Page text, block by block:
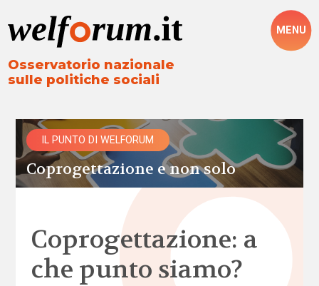
Osservatorio nazionale
sulle politiche sociali
MENU
IL PUNTO DI WELFORUM
Coprogettazione e non solo
Coprogettazione: a
che punto siamo?